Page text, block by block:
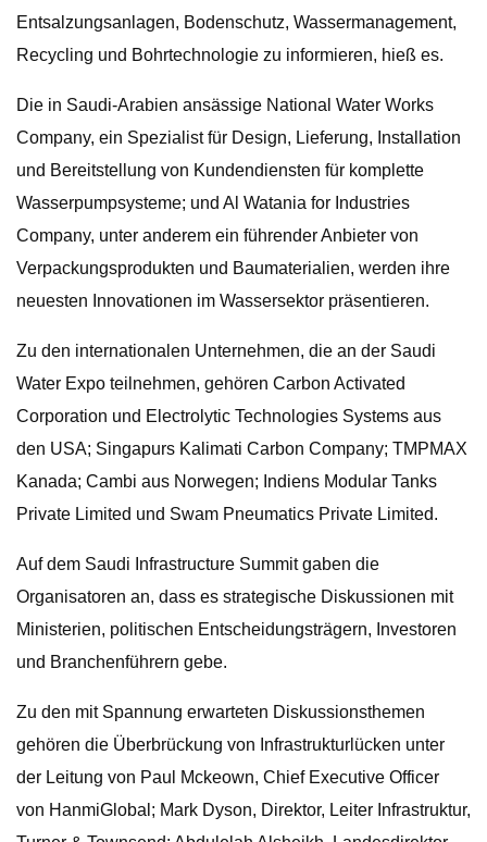
Entsalzungsanlagen, Bodenschutz, Wassermanagement,
Recycling und Bohrtechnologie zu informieren, hieß es.
Die in Saudi-Arabien ansässige National Water Works
Company, ein Spezialist für Design, Lieferung, Installation
und Bereitstellung von Kundendiensten für komplette
Wasserpumpsysteme; und Al Watania for Industries
Company, unter anderem ein führender Anbieter von
Verpackungsprodukten und Baumaterialien, werden ihre
neuesten Innovationen im Wassersektor präsentieren.
Zu den internationalen Unternehmen, die an der Saudi
Water Expo teilnehmen, gehören Carbon Activated
Corporation und Electrolytic Technologies Systems aus
den USA; Singapurs Kalimati Carbon Company; TMPMAX
Kanada; Cambi aus Norwegen; Indiens Modular Tanks
Private Limited und Swam Pneumatics Private Limited.
Auf dem Saudi Infrastructure Summit gaben die
Organisatoren an, dass es strategische Diskussionen mit
Ministerien, politischen Entscheidungsträgern, Investoren
und Branchenführern gebe.
Zu den mit Spannung erwarteten Diskussionsthemen
gehören die Überbrückung von Infrastrukturlücken unter
der Leitung von Paul Mckeown, Chief Executive Officer
von HanmiGlobal; Mark Dyson, Direktor, Leiter Infrastruktur,